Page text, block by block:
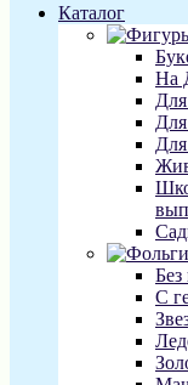
Каталог
На
Без
С